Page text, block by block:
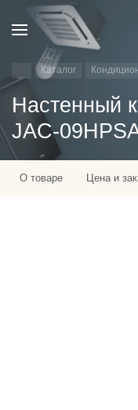
Каталог
Настенный
JAC-
О товаре Цена и